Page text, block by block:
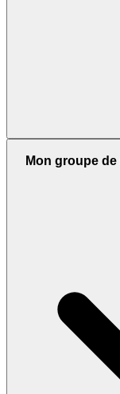
Mon groupe